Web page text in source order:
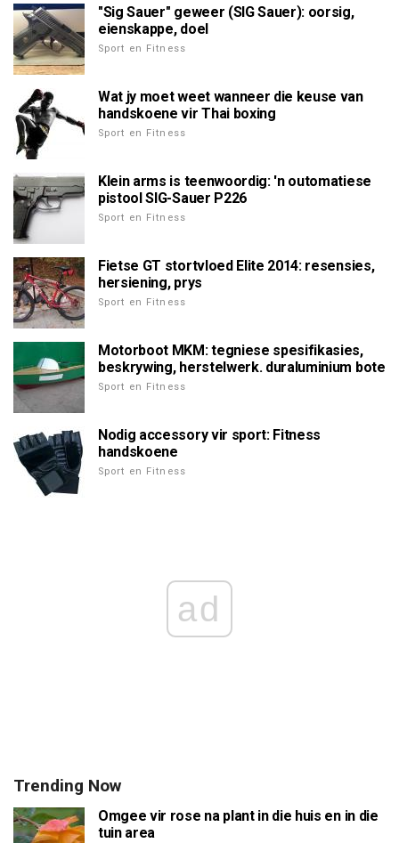
"Sig Sauer" geweer (SIG Sauer): oorsig,
eienskappe, doel
Sport en Fitness
Wat jy moet weet wanneer die keuse van
handskoene vir Thai boxing
Sport en Fitness
Klein arms is teenwoordig: 'n outomatiese
pistool SIG-Sauer P226
Sport en Fitness
Fietse GT stortvloed Elite 2014: resensies,
hersiening, prys
Sport en Fitness
Motorboot MKM: tegniese spesifikasies,
beskrywing, herstelwerk. duraluminium bote
Sport en Fitness
Nodig accessory vir sport: Fitness
handskoene
Sport en Fitness
ad
Trending Now
Omgee vir rose na plant in die huis en in die
tuin area